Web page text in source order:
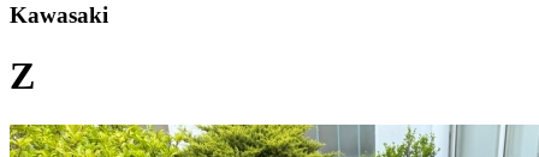
Kawasaki
Z